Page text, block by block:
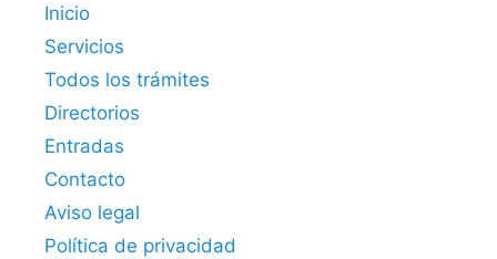
Inicio
Servicios
Todos los trámites
Directorios
Entradas
Contacto
Aviso legal
Política de privacidad